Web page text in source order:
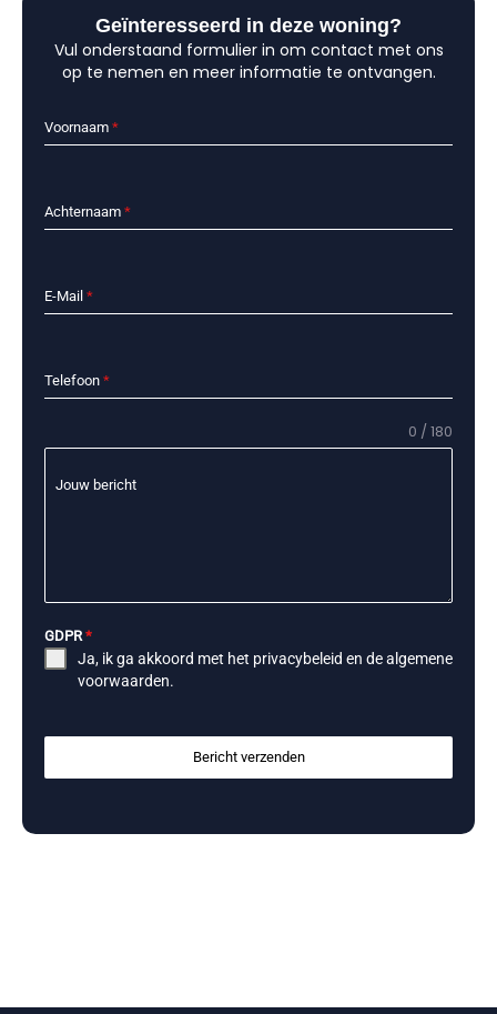
Geïnteresseerd in deze woning?
Vul onderstaand formulier in om contact met ons
op te nemen en meer informatie te ontvangen.
Voornaam *
Achternaam *
E-Mail *
Telefoon *
Jouw bericht
0 / 180
GDPR*
Ja, ik ga akkoord met het privacybeleid en dealgemene
voorwaarden.
Bericht verzenden